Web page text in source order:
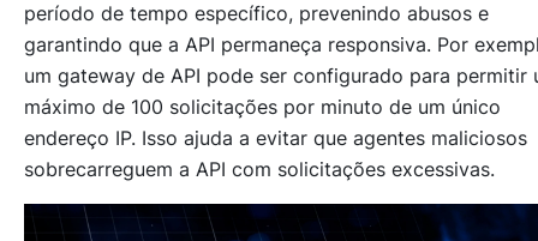
período de tempo específico, prevenindo abusos e
garantindo que a API permaneça responsiva. Por
um gateway de API pode ser configurado para permitir
máximo de 100 solicitações por minuto de um único
endereço IP. Isso ajuda a evitar que agentes maliciosos
sobrecarreguem a API com solicitações excessivas.